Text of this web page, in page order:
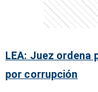
LEA: Juez ordena
por corrupción